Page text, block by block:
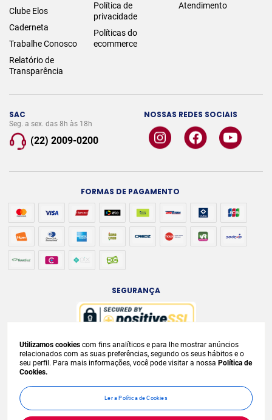
SAC
Seg. a sex. das 8h às 18h
(22) 2009-0200
NOSSAS REDES SOCIAIS
Clube Elos
Caderneta
Trabalhe Conosco
Relatório de
Transparência
Política de
privacidade
Políticas do
ecommerce
Atendimento
FORMAS DE PAGAMENTO
SEGURANÇA
A venda e o consumo de bebidas alcoólicas são proibidos para menores de
18 anos. Bebida Alcoólica pode causar dependência química e, em excesso,
provoca
condições exclusivas para internet e válidos durante o dia de hoje, podendo
sofrer alterações sem
prévia notificação. No caso de faltar algum produto,
este não será entregue e o valor correspondente não será cobrado.
Utilizamos cookies com fins analíticos e para lhe mostrar anúncios
relacionados com as suas preferências, segundo os seus hábitos e o
seu perfil. Para mais informações, você pode visitar a nossa Política de
Cookies.
Ler a Política de Cookies